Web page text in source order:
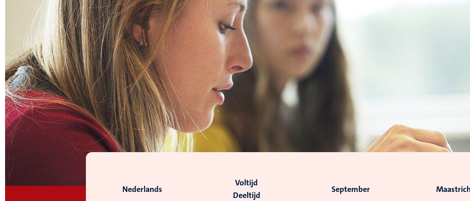
Nederlands
Voltijd
Deeltijd
September